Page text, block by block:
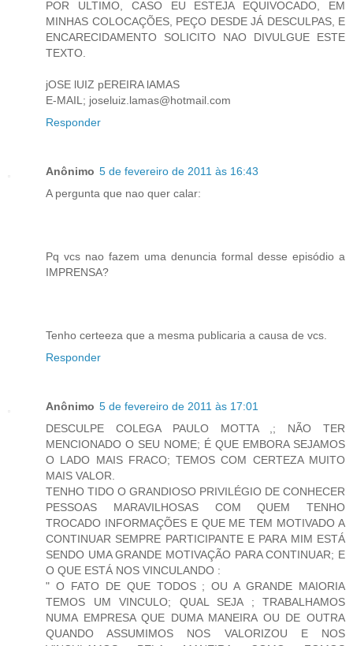
POR ULTIMO, CASO EU ESTEJA EQUIVOCADO, EM
MINHAS COLOCAÇÕES, PEÇO DESDE JÁ DESCULPAS, E
ENCARECIDAMENTO SOLICITO NAO DIVULGUE ESTE
TEXTO.
jOSE lUIZ pEREIRA lAMAS
E-MAIL; joseluiz.lamas@hotmail.com
Responder
Anônimo 5 de fevereiro de 2011 às 16:43
A pergunta que nao quer calar:
Pq vcs nao fazem uma denuncia formal desse episódio a
IMPRENSA?
Tenho certeeza que a mesma publicaria a causa de vcs.
Responder
Anônimo 5 de fevereiro de 2011 às 17:01
DESCULPE COLEGA PAULO MOTTA ,; NÃO TER
MENCIONADO O SEU NOME; É QUE EMBORA SEJAMOS
O LADO MAIS FRACO; TEMOS COM CERTEZA MUITO
MAIS VALOR.
TENHO TIDO O GRANDIOSO PRIVILÉGIO DE CONHECER
PESSOAS MARAVILHOSAS COM QUEM TENHO
TROCADO INFORMAÇÕES E QUE ME TEM MOTIVADO A
CONTINUAR SEMPRE PARTICIPANTE E PARA MIM ESTÁ
SENDO UMA GRANDE MOTIVAÇÃO PARA CONTINUAR; E
O QUE ESTÁ NOS VINCULANDO :
" O FATO DE QUE TODOS ; OU A GRANDE MAIORIA
TEMOS UM VINCULO; QUAL SEJA ; TRABALHAMOS
NUMA EMPRESA QUE DUMA MANEIRA OU DE OUTRA
QUANDO ASSUMIMOS NOS VALORIZOU E NOS